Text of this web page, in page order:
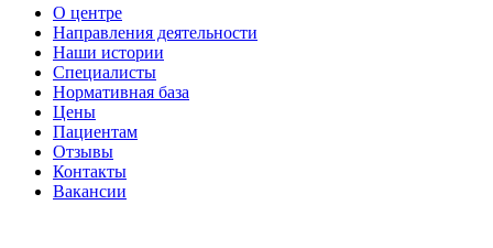
О центре
Направления деятельности
Наши истории
Специалисты
Нормативная база
Цены
Пациентам
Отзывы
Контакты
Вакансии